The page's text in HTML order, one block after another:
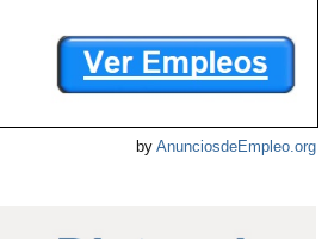
by AnunciosdeEmpleo.org